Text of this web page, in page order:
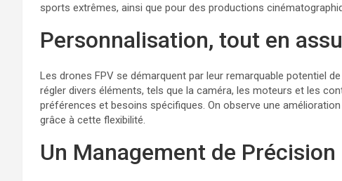
sports extrêmes, ainsi que pour des productions
Personnalisation, tout en
Les drones FPV se démarquent par leur remarquable potentiel
régler divers éléments, tels que la caméra, les moteurs et les
préférences et besoins spécifiques. On observe une
grâce à cette flexibilité.
Un Management de Précision